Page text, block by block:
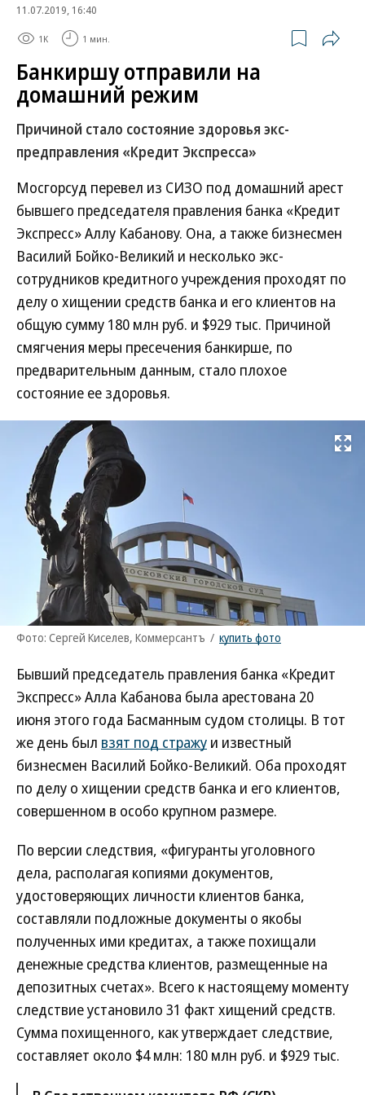
11.07.2019, 16:40
1K 1 мин.
Банкиршу отправили на
домашний режим
Причиной стало состояние здоровья экс-
предправления «Кредит Экспресса»
Мосгорсуд перевел из СИЗО под домашний арест
бывшего председателя правления банка «Кредит
Экспресс» Аллу Кабанову. Она, а также бизнесмен
Василий Бойко-Великий и несколько экс-
сотрудников кредитного учреждения проходят по
делу о хищении средств банка и его клиентов на
общую сумму 180 млн руб. и $929 тыс. Причиной
смягчения меры пресечения банкирше, по
предварительным данным, стало плохое
состояние ее здоровья.
Развернуть
Фото: Сергей Киселев, Коммерсантъ / купить фото
Бывший председатель правления банка «Кредит
Экспресс» Алла Кабанова была арестована 20
июня этого года Басманным судом столицы. В тот
же день был взят под стражу и известный
бизнесмен Василий Бойко-Великий. Оба проходят
по делу о хищении средств банка и его клиентов,
совершенном в особо крупном размере.
По версии следствия, «фигуранты уголовного
дела, располагая копиями документов,
удостоверяющих личности клиентов банка,
составляли подложные документы о якобы
полученных ими кредитах, а также похищали
денежные средства клиентов, размещенные на
депозитных счетах». Всего к настоящему моменту
следствие установило 31 факт хищений средств.
Сумма похищенного, как утверждает следствие,
составляет около $4 млн: 180 млн руб. и $929 тыс.